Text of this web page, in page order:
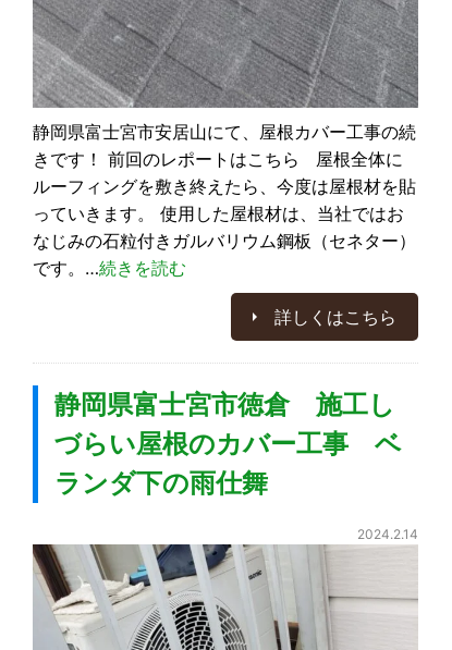
静岡県富士宮市安居山にて、屋根カバー工事の続
きです！ 前回のレポートはこちら 屋根全体に
ルーフィングを敷き終えたら、今度は屋根材を貼
っていきます。 使用した屋根材は、当社ではお
なじみの石粒付きガルバリウム鋼板（セネター）
です。…続きを読む
詳しくはこちら
静岡県富士宮市徳倉 施工し
づらい屋根のカバー工事 ベ
ランダ下の雨仕舞
2024.2.14